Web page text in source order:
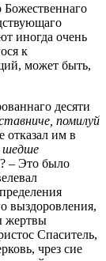
Божественнаго
иногда очень
к
может быть,
десяти
помилуй
отказал им в
шедше
– Это было
выздоровления,
жертвы
Спаситель,
чрез сие